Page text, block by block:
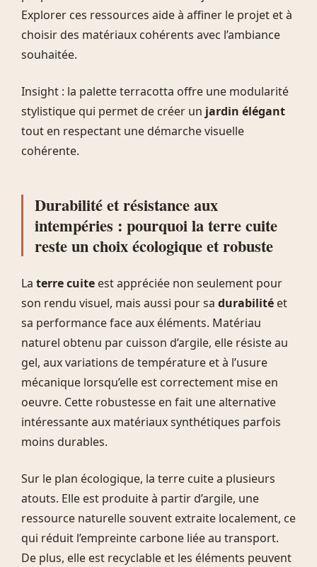
Explorer ces ressources aide à affiner le projet et à
choisir des matériaux cohérents avec l’ambiance
souhaitée.
Insight : la palette terracotta offre une modularité
stylistique qui permet de créer un jardin élégant
tout en respectant une démarche visuelle
cohérente.
Durabilité et résistance aux
intempéries : pourquoi la terre cuite
reste un choix écologique et robuste
La terre cuite est appréciée non seulement pour
son rendu visuel, mais aussi pour sa durabilité et
sa performance face aux éléments. Matériau
naturel obtenu par cuisson d’argile, elle résiste au
gel, aux variations de température et à l’usure
mécanique lorsqu’elle est correctement mise en
oeuvre. Cette robustesse en fait une alternative
intéressante aux matériaux synthétiques parfois
moins durables.
Sur le plan écologique, la terre cuite a plusieurs
atouts. Elle est produite à partir d’argile, une
ressource naturelle souvent extraite localement, ce
qui réduit l’empreinte carbone liée au transport.
De plus, elle est recyclable et les éléments peuvent